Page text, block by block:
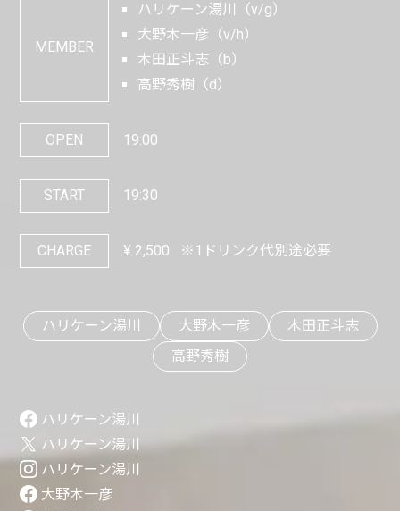
MEMBER
ハリケーン湯川（v/g）
大野木一彦（v/h）
木田正斗志（b）
高野秀樹（d）
OPEN 19:00
START 19:30
CHARGE ¥ 2,500 ※1ドリンク代別途必要
ハリケーン湯川 大野木一彦
木田正斗志
高野秀樹
ハリケーン湯川
ハリケーン湯川
ハリケーン湯川
大野木一彦